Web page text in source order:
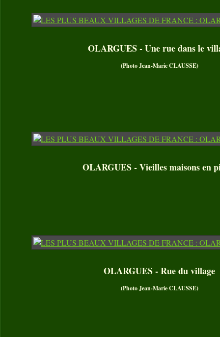
OLARGUES - Une rue dans le
(Photo Jean-Marie CLAUSSE)
OLARGUES - Vieilles maisons en
OLARGUES - Rue du village
(Photo Jean-Marie CLAUSSE)